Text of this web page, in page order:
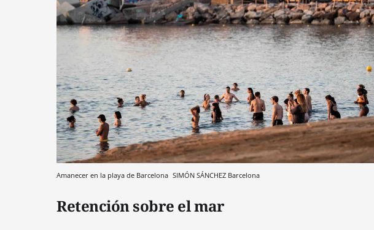
Amanecer en la playa de Barcelona SIMÓN SÁNCHEZ Barcelona
Retención sobre el mar